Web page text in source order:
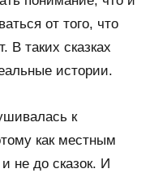
от того, что
В таких сказках
истории.
к
как местным
не до сказок. И